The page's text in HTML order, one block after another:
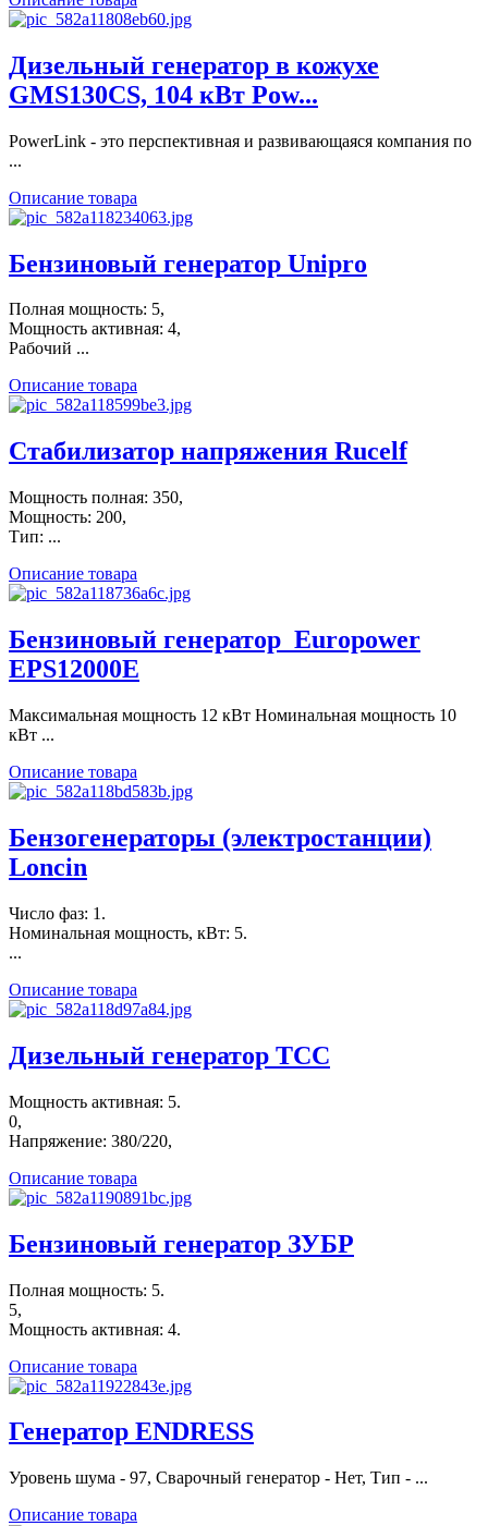
Дизельный генератор в кожухе
GMS130CS, 104 кВт Pow...
PowerLink - это перспективная и развивающаяся компания по
...
Описание товара
Бензиновый генератор Unipro
Полная мощность: 5,
Мощность активная: 4,
Рабочий ...
Описание товара
Стабилизатор напряжения Rucelf
Мощность полная: 350,
Мощность: 200,
Тип: ...
Описание товара
Бензиновый генератор_Europower
EPS12000E
Максимальная мощность 12 кВт Номинальная мощность 10
кВт ...
Описание товара
Бензогенераторы (электростанции)
Loncin
Число фаз: 1.
Номинальная мощность, кВт: 5.
...
Описание товара
Дизельный генератор ТСС
Мощность активная: 5.
0,
Напряжение: 380/220,
Описание товара
Бензиновый генератор ЗУБР
Полная мощность: 5.
5,
Мощность активная: 4.
Описание товара
Генератор ENDRESS
Уровень шума - 97, Сварочный генератор - Нет, Тип - ...
Описание товара